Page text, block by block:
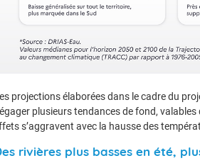
projections élaborées dans le cadre du
plusieurs tendances de fond,
s’aggravent avec la hausse des
rivières plus basses en été,